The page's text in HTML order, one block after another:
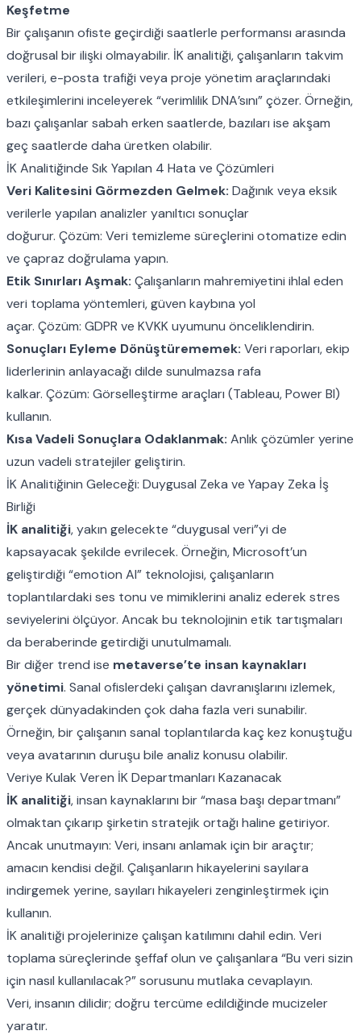
Keşfetme
Bir çalışanın ofiste geçirdiği saatlerle performansı arasında
doğrusal bir ilişki olmayabilir. İK analitiği, çalışanların takvim
verileri, e-posta trafiği veya proje yönetim araçlarındaki
etkileşimlerini inceleyerek “verimlilik DNA’sını” çözer. Örneğin,
bazı çalışanlar sabah erken saatlerde, bazıları ise akşam
geç saatlerde daha üretken olabilir.
İK Analitiğinde Sık Yapılan 4 Hata ve Çözümleri
Veri Kalitesini Görmezden Gelmek: Dağınık veya eksik
verilerle yapılan analizler yanıltıcı sonuçlar
doğurur. Çözüm: Veri temizleme süreçlerini otomatize edin
ve çapraz doğrulama yapın.
Etik Sınırları Aşmak: Çalışanların mahremiyetini ihlal eden
veri toplama yöntemleri, güven kaybına yol
açar. Çözüm: GDPR ve KVKK uyumunu önceliklendirin.
Sonuçları Eyleme Dönüştürememek: Veri raporları, ekip
liderlerinin anlayacağı dilde sunulmazsa rafa
kalkar. Çözüm: Görselleştirme araçları (Tableau, Power BI)
kullanın.
Kısa Vadeli Sonuçlara Odaklanmak: Anlık çözümler yerine
uzun vadeli stratejiler geliştirin.
İK Analitiğinin Geleceği: Duygusal Zeka ve Yapay Zeka İş
Birliği
İK analitiği, yakın gelecekte “duygusal veri”yi de
kapsayacak şekilde evrilecek. Örneğin, Microsoft’un
geliştirdiği “emotion AI” teknolojisi, çalışanların
toplantılardaki ses tonu ve mimiklerini analiz ederek stres
seviyelerini ölçüyor. Ancak bu teknolojinin etik tartışmaları
da beraberinde getirdiği unutulmamalı.
Bir diğer trend ise metaverse’te insan kaynakları
yönetimi. Sanal ofislerdeki çalışan davranışlarını izlemek,
gerçek dünyadakinden çok daha fazla veri sunabilir.
Örneğin, bir çalışanın sanal toplantılarda kaç kez konuştuğu
veya avatarının duruşu bile analiz konusu olabilir.
Veriye Kulak Veren İK Departmanları Kazanacak
İK analitiği, insan kaynaklarını bir “masa başı departmanı”
olmaktan çıkarıp şirketin stratejik ortağı haline getiriyor.
Ancak unutmayın: Veri, insanı anlamak için bir araçtır;
amacın kendisi değil. Çalışanların hikayelerini sayılara
indirgemek yerine, sayıları hikayeleri zenginleştirmek için
kullanın.
İK analitiği projelerinize çalışan katılımını dahil edin. Veri
toplama süreçlerinde şeffaf olun ve çalışanlara “Bu veri sizin
için nasıl kullanılacak?” sorusunu mutlaka cevaplayın.
Veri, insanın dilidir; doğru tercüme edildiğinde mucizeler
yaratır.